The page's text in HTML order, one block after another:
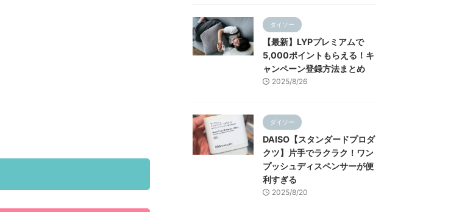
ダイソー
【最新】LYPプレミアムで
5,000ポイントもらえる！キ
ャンペーン登録方法まとめ
2025/8/26
ダイソー
DAISO【スタンダードプロダ
クツ】片手でラクラク！ワン
プッシュディスペンサーが便
利すぎる
2025/8/20